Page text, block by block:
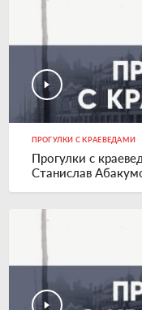
ПРОГУЛКИ С КРАЕВЕДАМИ
Прогулки с
Станислав